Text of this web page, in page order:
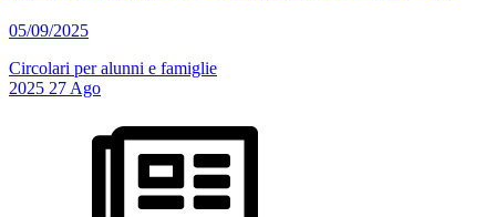
05/09/2025
Circolari per alunni e famiglie
2025 27Ago